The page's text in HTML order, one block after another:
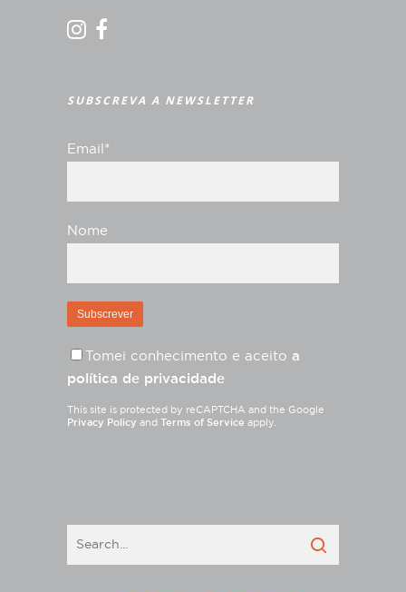
SUBSCREVA A NEWSLETTER
Email*
Nome
Tomei conhecimento e aceito a
política de privacidade
This site is protected by reCAPTCHA and the Google
Privacy Policy and Terms of Service apply.